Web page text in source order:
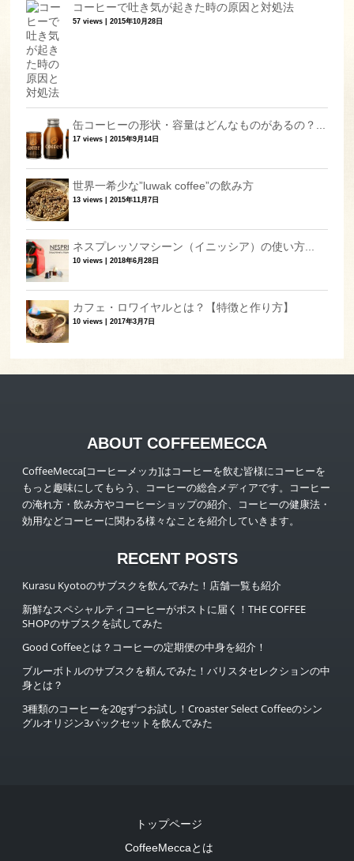
コーヒーで吐き気が起きた時の原因と対処法
57 views |2015年10月28日
缶コーヒーの形状・容量はどんなものがあるの？...
17 views |2015年9月14日
世界一希少な”luwak coffee”の飲み方
13 views |2015年11月7日
ネスプレッソマシーン（イニッシア）の使い方...
10 views |2018年6月28日
カフェ・ロワイヤルとは？【特徴と作り方】
10 views |2017年3月7日
ABOUT COFFEEMECCA
CoffeeMecca[コーヒーメッカ]はコーヒーを飲む皆様にコーヒーを
もっと趣味にしてもらう、コーヒーの総合メディアです。コーヒー
の淹れ方・飲み方やコーヒーショップの紹介、コーヒーの健康法・
効用などコーヒーに関わる様々なことを紹介していきます。
RECENT POSTS
Kurasu Kyotoのサブスクを飲んでみた！店舗一覧も紹介
新鮮なスペシャルティコーヒーがポストに届く！THE COFFEE
SHOPのサブスクを試してみた
Good Coffeeとは？コーヒーの定期便の中身を紹介！
ブルーボトルのサブスクを頼んでみた！バリスタセレクションの中
身とは？
3種類のコーヒーを20gずつお試し！Croaster Select Coffeeのシン
グルオリジン3パックセットを飲んでみた
トップページ
CoffeeMeccaとは